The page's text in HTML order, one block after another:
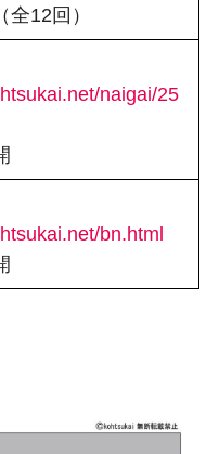
全12回）
naigai/25
bn.html